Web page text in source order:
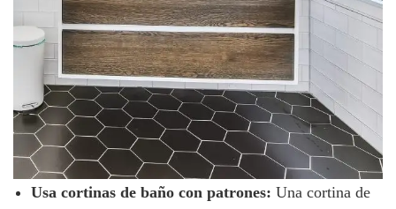
Usa cortinas de baño con patrones: Una cortina de